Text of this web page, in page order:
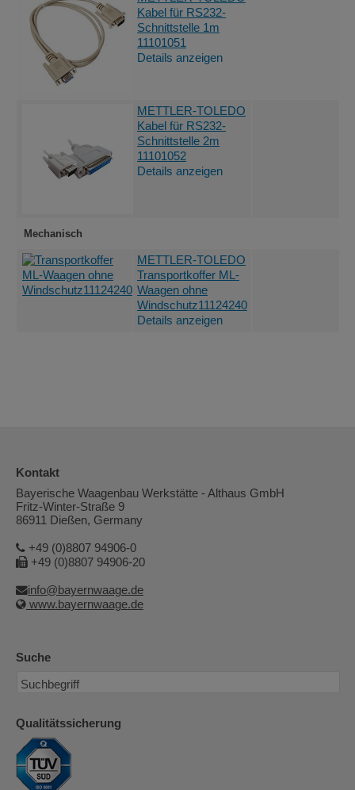
Kabel für RS232-
Schnittstelle 1m
11101051
Details anzeigen
METTLER-TOLEDO
Kabel für RS232-
Schnittstelle 2m
11101052
Details anzeigen
Mechanisch
METTLER-TOLEDO
Transportkoffer ML-
Waagen ohne
Windschutz11124240
Details anzeigen
Kontakt
Bayerische Waagenbau Werkstätte - Althaus GmbH
Fritz-Winter-Straße 9
86911 Dießen, Germany
+49 (0)8807 94906-0
+49 (0)8807 94906-20
info@bayernwaage.de
www.bayernwaage.de
Suche
Qualitätssicherung